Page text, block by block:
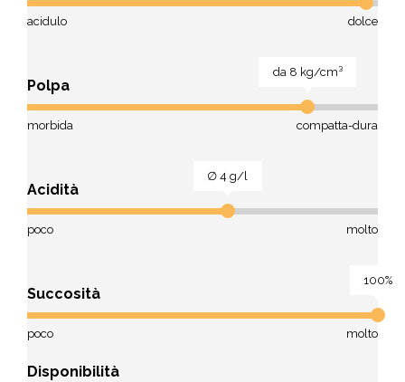
acidulo dolce
Polpa
da 8 kg/cm³
morbida compatta-dura
Acidità
∅ 4 g/l
poco molto
Succosità
100%
poco molto
Disponibilità